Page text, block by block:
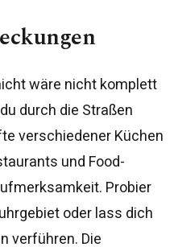
wäre nicht komplett
durch die Straßen
verschiedener Küchen
und Food-
Probier
oder lass dich
verführen. Die